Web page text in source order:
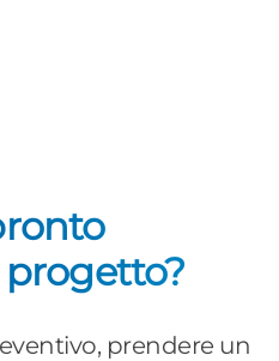
prendere un